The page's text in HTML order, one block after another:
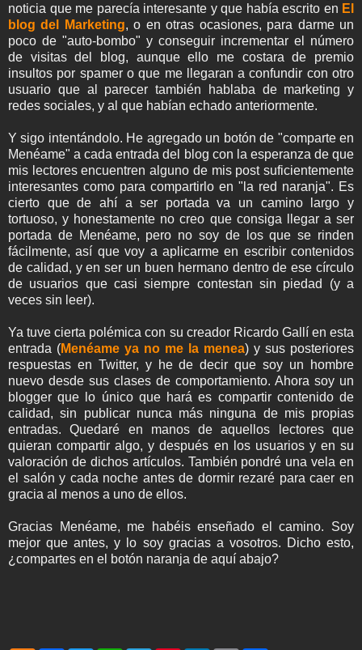
noticia que me parecía interesante y que había escrito en El
blog del Marketing, o en otras ocasiones, para darme un
poco de "auto-bombo" y conseguir incrementar el número
de visitas del blog, aunque ello me costara de premio
insultos por spamer o que me llegaran a confundir con otro
usuario que al parecer también hablaba de marketing y
redes sociales, y al que habían echado anteriormente.
Y sigo intentándolo. He agregado un botón de "comparte en
Menéame" a cada entrada del blog con la esperanza de que
mis lectores encuentren alguno de mis post suficientemente
interesantes como para compartirlo en "la red naranja". Es
cierto que de ahí a ser portada va un camino largo y
tortuoso, y honestamente no creo que consiga llegar a ser
portada de Menéame, pero no soy de los que se rinden
fácilmente, así que voy a aplicarme en escribir contenidos
de calidad, y en ser un buen hermano dentro de ese círculo
de usuarios que casi siempre contestan sin piedad (y a
veces sin leer).
Ya tuve cierta polémica con su creador Ricardo Gallí en esta
entrada (Menéame ya no me la menea) y sus posteriores
respuestas en Twitter, y he de decir que soy un hombre
nuevo desde sus clases de comportamiento. Ahora soy un
blogger que lo único que hará es compartir contenido de
calidad, sin publicar nunca más ninguna de mis propias
entradas. Quedaré en manos de aquellos lectores que
quieran compartir algo, y después en los usuarios y en su
valoración de dichos artículos. También pondré una vela en
el salón y cada noche antes de dormir rezaré para caer en
gracia al menos a uno de ellos.
Gracias Menéame, me habéis enseñado el camino. Soy
mejor que antes, y lo soy gracias a vosotros. Dicho esto,
¿compartes en el botón naranja de aquí abajo?